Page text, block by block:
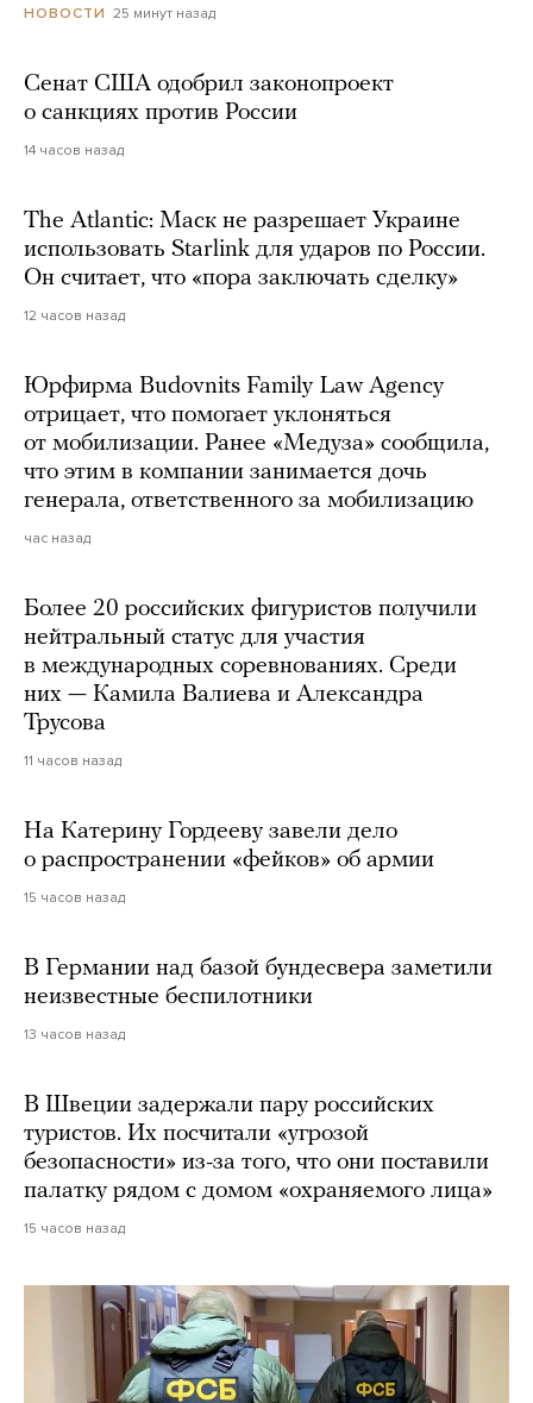
НОВОСТИ 25 минут назад
Сенат США одобрил законопроект
о санкциях против России
14 часов назад
The Atlantic: Маск не разрешает Украине
использовать Starlink для ударов по России.
Он считает, что «пора заключать сделку»
12 часов назад
Юрфирма Budovnits Family Law Agency
отрицает, что помогает уклоняться
от мобилизации. Ранее «Медуза» сообщила,
что этим в компании занимается дочь
генерала, ответственного за мобилизацию
час назад
Более 20 российских фигуристов получили
нейтральный статус для участия
в международных соревнованиях. Среди
них — Камила Валиева и Александра
Трусова
11 часов назад
На Катерину Гордееву завели дело
о распространении «фейков» об армии
15 часов назад
В Германии над базой бундесвера заметили
неизвестные беспилотники
13 часов назад
В Швеции задержали пару российских
туристов. Их посчитали «угрозой
безопасности» из-за того, что они поставили
палатку рядом с домом «охраняемого лица»
15 часов назад